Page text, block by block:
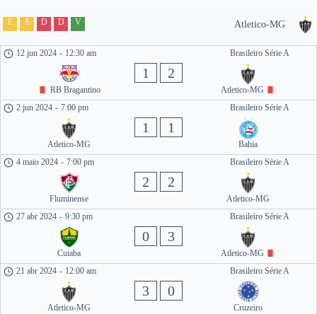
Atletico-MG
E E D D V
Brasileiro Série A
12 jun 2024 - 12:30 am
RB Bragantino
1 2
Atletico-MG
Brasileiro Série A
2 jun 2024 - 7:00 pm
Atletico-MG
1 1
Bahia
Brasileiro Série A
4 maio 2024 - 7:00 pm
Fluminense
2 2
Atletico-MG
Brasileiro Série A
27 abr 2024 - 9:30 pm
Cuiaba
0 3
Atletico-MG
Brasileiro Série A
21 abr 2024 - 12:00 am
Atletico-MG
3 0
Cruzeiro